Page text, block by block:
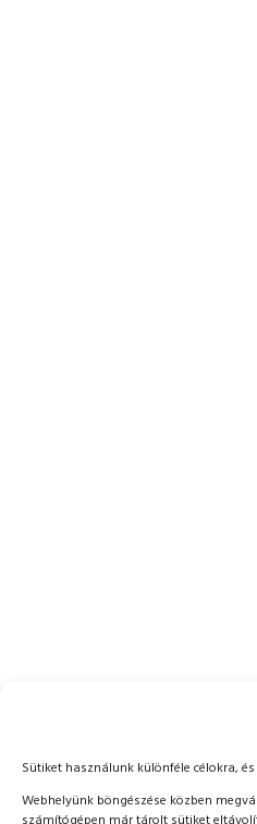
Sütiket használunk különféle célokra,
Webhelyünk böngészése közben